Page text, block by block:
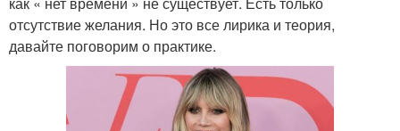
отсутствие желания. Но это все лирика и теория,
давайте поговорим о практике.